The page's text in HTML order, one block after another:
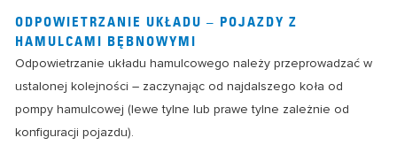
ODPOWIETRZANIE UKŁADU – POJAZDY Z
HAMULCAMI BĘBNOWYMI
Odpowietrzanie układu hamulcowego należy przeprowadzać w
ustalonej kolejności – zaczynając od najdalszego koła od
pompy hamulcowej (lewe tylne lub prawe tylne zależnie od
konfiguracji pojazdu).